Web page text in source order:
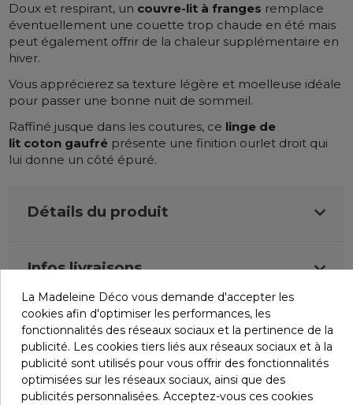
Doux et respirant, un couvre-lit à franges remplace
éventuellement une couette trop chaude en été mais
peut également offrir de la chaleur supplémentaire en
hiver.
Vous apprécierez sa texture légère et moelleuse idéale
pour passer une bonne nuit de sommeil.
Raffiné jusque dans les coutures, ce linge de
lit coton gaufré présente une finition ourlet droit qui
lui donne un côté épuré.
Détails du produit
Infos livraisons
Retours et remboursements
Avis (0)
La Madeleine Déco vous demande d'accepter les
cookies afin d'optimiser les performances, les
fonctionnalités des réseaux sociaux et la pertinence de la
publicité. Les cookies tiers liés aux réseaux sociaux et à la
publicité sont utilisés pour vous offrir des fonctionnalités
optimisées sur les réseaux sociaux, ainsi que des
publicités personnalisées. Acceptez-vous ces cookies